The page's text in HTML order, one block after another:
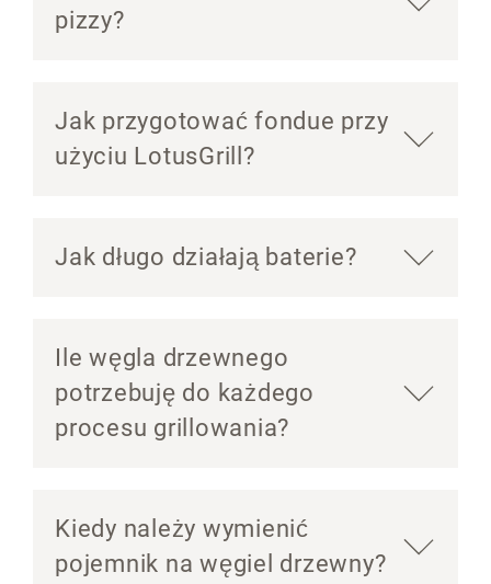
pizzy?
Jak przygotować fondue przy
użyciu LotusGrill?
Jak długo działają baterie?
Ile węgla drzewnego
potrzebuję do każdego
procesu grillowania?
Kiedy należy wymienić
pojemnik na węgiel drzewny?